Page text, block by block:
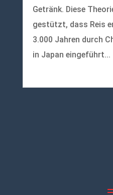
Getränk. Diese
gestützt, dass Reis
3.000 Jahren durch
in Japan eingeführt...